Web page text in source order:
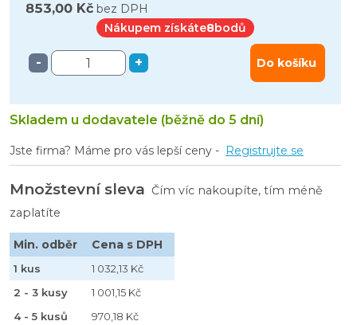
853,00 Kč bez DPH
Nákupem získáte8bodů
- + Do košíku
Skladem u dodavatele (běžně do 5 dní)
Jste firma? Máme pro vás lepší ceny - Registrujte se
Množstevní sleva Čím víc nakoupíte, tím méně
zaplatíte
Min. odběr Cena s DPH
1 kus
1 032,13 Kč
2 - 3 kusy
1 001,15 Kč
4 - 5 kusů
970,18 Kč